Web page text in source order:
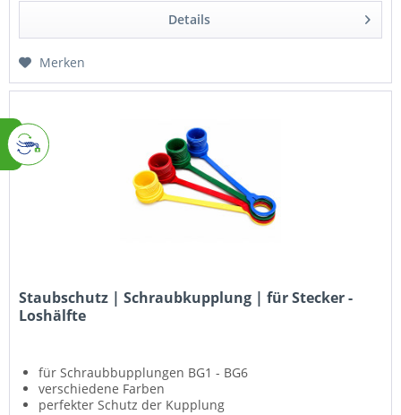
Details
Merken
Staubschutz | Schraubkupplung | für Stecker -
Loshälfte
für Schraubbupplungen BG1 - BG6
verschiedene Farben
perfekter Schutz der Kupplung